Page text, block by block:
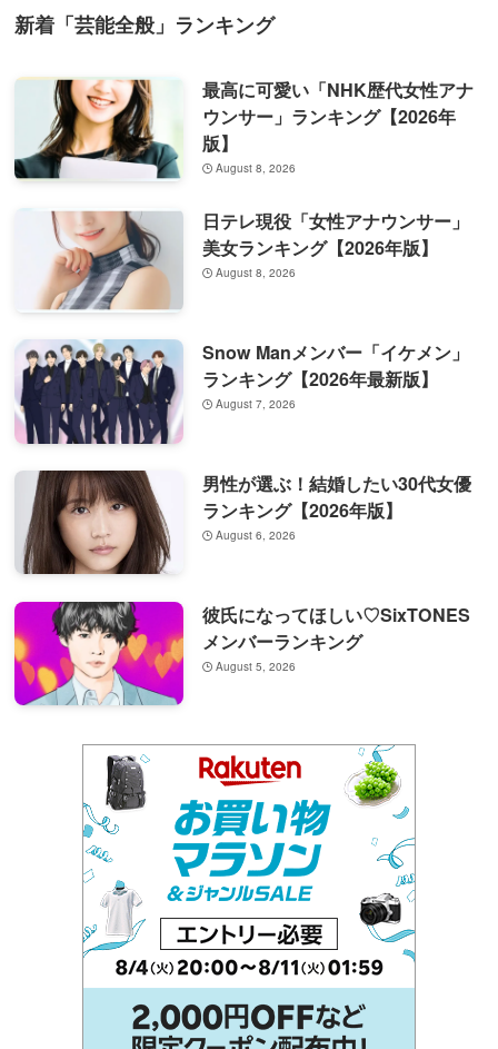
新着「芸能全般」ランキング
最高に可愛い「NHK歴代女性アナ
ウンサー」ランキング【2026年
版】
August 8, 2026
日テレ現役「女性アナウンサー」
美女ランキング【2026年版】
August 8, 2026
Snow Manメンバー「イケメン」
ランキング【2026年最新版】
August 7, 2026
男性が選ぶ！結婚したい30代女優
ランキング【2026年版】
August 6, 2026
彼氏になってほしい♡SixTONES
メンバーランキング
August 5, 2026